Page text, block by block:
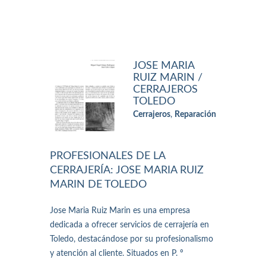
JOSE MARIA
RUIZ MARIN /
CERRAJEROS
TOLEDO
Cerrajeros, Reparación
PROFESIONALES DE LA
CERRAJERÍA: JOSE MARIA RUIZ
MARIN DE TOLEDO
Jose Maria Ruiz Marin es una empresa
dedicada a ofrecer servicios de cerrajería en
Toledo, destacándose por su profesionalismo
y atención al cliente. Situados en P. º